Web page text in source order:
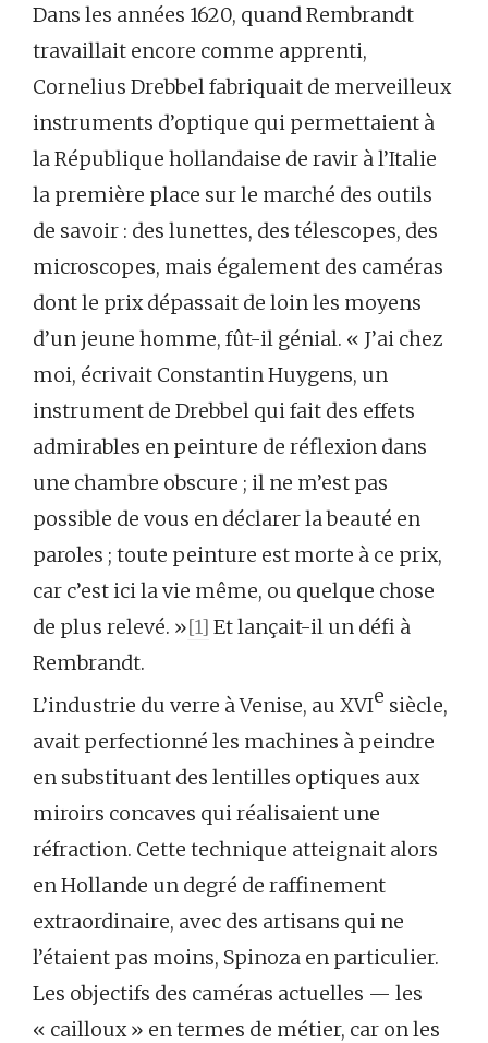
Dans les années 1620, quand Rembrandt
travaillait encore comme apprenti,
Cornelius Drebbel fabriquait de merveilleux
instruments d’optique qui permettaient à
la République hollandaise de ravir à l’Italie
la première place sur le marché des outils
de savoir : des lunettes, des télescopes, des
microscopes, mais également des caméras
dont le prix dépassait de loin les moyens
d’un jeune homme, fût-il génial. « J’ai chez
moi, écrivait Constantin Huygens, un
instrument de Drebbel qui fait des effets
admirables en peinture de réflexion dans
une chambre obscure ; il ne m’est pas
possible de vous en déclarer la beauté en
paroles ; toute peinture est morte à ce prix,
car c’est ici la vie même, ou quelque chose
de plus relevé. »[1] Et lançait-il un défi à
Rembrandt.
L’industrie du verre à Venise, au XVIe siècle,
avait perfectionné les machines à peindre
en substituant des lentilles optiques aux
miroirs concaves qui réalisaient une
réfraction. Cette technique atteignait alors
en Hollande un degré de raffinement
extraordinaire, avec des artisans qui ne
l’étaient pas moins, Spinoza en particulier.
Les objectifs des caméras actuelles — les
« cailloux » en termes de métier, car on les